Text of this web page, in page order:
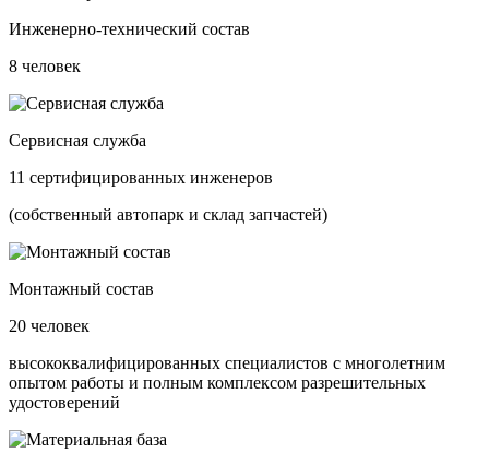
Инженерно-технический состав
8 человек
Сервисная служба
11 сертифицированных инженеров
(собственный автопарк и склад запчастей)
Монтажный состав
20 человек
высококвалифицированных специалистов с многолетним
опытом работы и полным комплексом разрешительных
удостоверений